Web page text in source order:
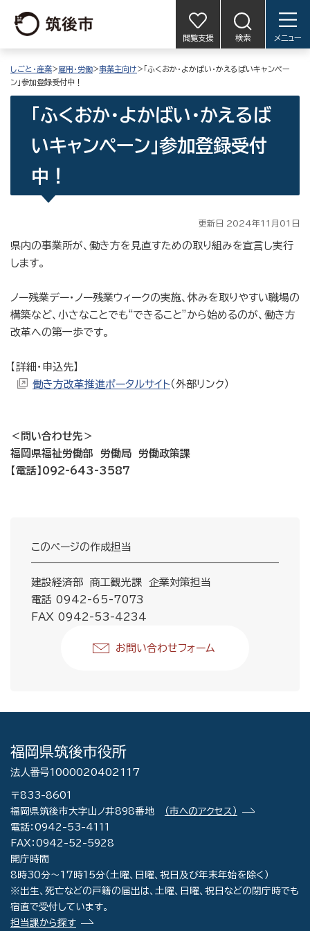
閲覧支援 検索 メニュー
しごと・産業>雇用・労働>事業主向け>「ふくおか・よかばい・かえるばいキャンペー
ン」参加登録受付中！
「ふくおか・よかばい・かえるば
いキャンペーン」参加登録受付
中！
更新日 2024年11月01日
県内の事業所が、働き方を見直すための取り組みを宣言し実行
します。
ノー残業デー・ノー残業ウィークの実施、休みを取りやすい職場の
構築など、小さなことでも“できること”から始めるのが、働き方
改革への第一歩です。
【詳細・申込先】
働き方改革推進ポータルサイト （外部リンク）
＜問い合わせ先＞
福岡県福祉労働部 労働局 労働政策課
【電話】092-643-3587
このページの作成担当
建設経済部 商工観光課 企業対策担当
電話 0942-65-7073
FAX 0942-53-4234
お問い合わせフォーム
福岡県筑後市役所
法人番号1000020402117
〒833-8601
福岡県筑後市大字山ノ井898番地
（市へのアクセス）
電話：0942-53-4111
FAX：0942-52-5928
開庁時間
8時30分～17時15分（土曜、日曜、祝日及び年末年始を除く）
※出生、死亡などの戸籍の届出は、土曜、日曜、祝日などの閉庁時でも
宿直で受付しています。
担当課から探す